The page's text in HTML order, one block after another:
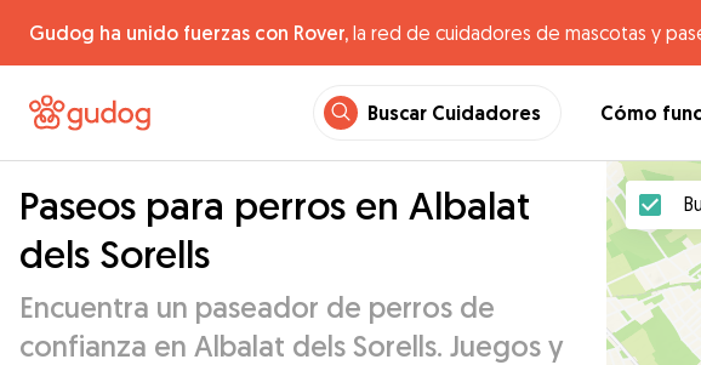
Gudog ha unido fuerzas con Rover, la red de cuidadores de mascotas y
Buscar Cuidadores Cómo
Paseos para perros en Albalat
dels Sorells
Encuentra un paseador de perros de
confianza en Albalat dels Sorells. Juegos y